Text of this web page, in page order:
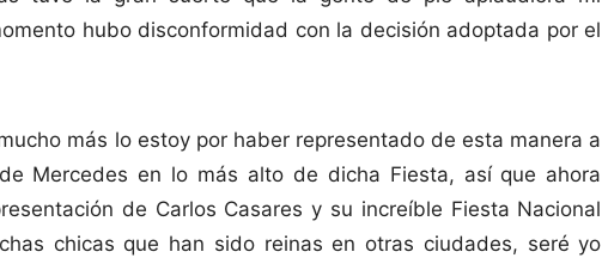
hubo disconformidad con la decisión adoptada por el
más lo estoy por haber representado de esta manera a
Mercedes en lo más alto de dicha Fiesta, así que ahora
de Carlos Casares y su increíble Fiesta Nacional
chicas que han sido reinas en otras ciudades, seré yo